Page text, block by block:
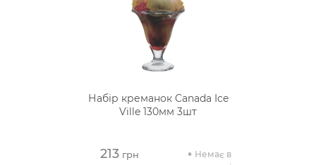
Набір креманок Canada Ice
Ville 130мм 3шт
213грн
Немає в